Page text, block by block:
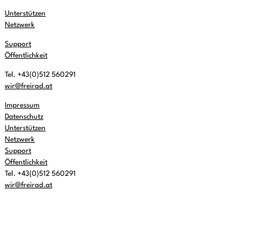
Unterstützen
Netzwerk
Support
Öffentlichkeit
Tel. +43(0)512 560291
wir@freirad.at
Impressum
Datenschutz
Unterstützen
Netzwerk
Support
Öffentlichkeit
Tel. +43(0)512 560291
wir@freirad.at